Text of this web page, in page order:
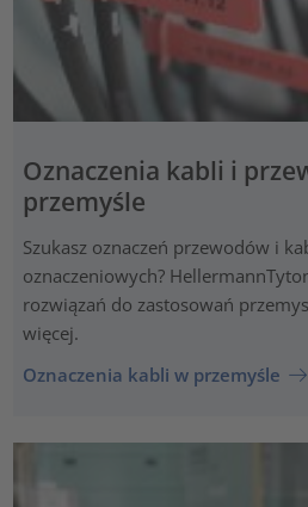
Oznaczenia kabli i
przemyśle
Szukasz oznaczeń przewodów i
oznaczeniowych?
rozwiązań do zastosowań
więcej.
Oznaczenia kabli w przemyśle